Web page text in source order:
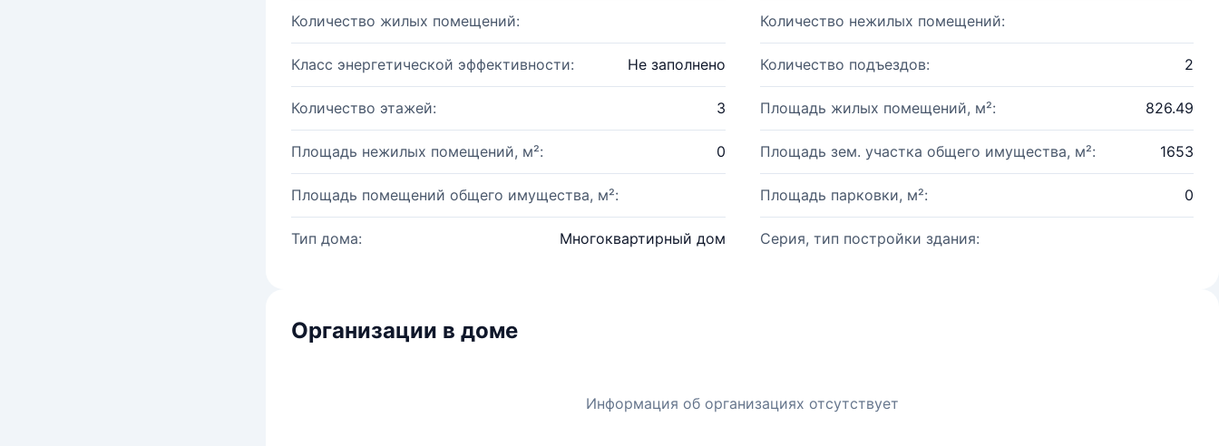
Количество жилых помещений: Количество нежилых помещений:
Класс энергетической эффективности: Не заполнено Количество подъездов: 2
Количество этажей: 3 Площадь жилых помещений, м²: 826.49
Площадь нежилых помещений, м²: 0 Площадь зем. участка общего имущества, м²: 1653
Площадь помещений общего имущества, м²: Площадь парковки, м²: 0
Тип дома: Многоквартирный дом Серия, тип постройки здания:
Организации в доме
Информация об организациях отсутствует